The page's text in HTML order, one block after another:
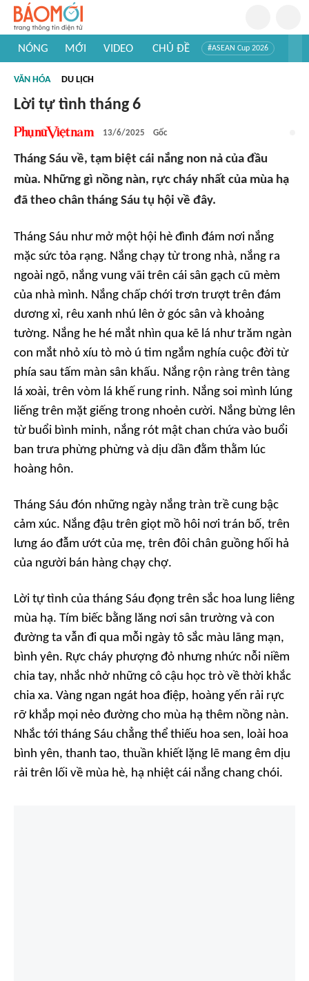
NÓNG MỚI VIDEO CHỦ ĐỀ #ASEAN Cup 2026
#Khám phá thế giới
VĂN HÓA DU LỊCH
Lời tự tình tháng 6
13/6/2025 Gốc
Tháng Sáu về, tạm biệt cái nắng non nả của đầu
mùa. Những gì nồng nàn, rực cháy nhất của mùa hạ
đã theo chân tháng Sáu tụ hội về đây.
Tháng Sáu như mở một hội hè đình đám nơi nắng
mặc sức tỏa rạng. Nắng chạy từ trong nhà, nắng ra
ngoài ngõ, nắng vung vãi trên cái sân gạch cũ mèm
của nhà mình. Nắng chấp chới trơn trượt trên đám
dương xỉ, rêu xanh nhú lên ở góc sân và khoảng
tường. Nắng he hé mắt nhìn qua kẽ lá như trăm ngàn
con mắt nhỏ xíu tò mò ú tim ngắm nghía cuộc đời từ
phía sau tấm màn sân khấu. Nắng rộn ràng trên tàng
lá xoài, trên vòm lá khế rung rinh. Nắng soi mình lúng
liếng trên mặt giếng trong nhoẻn cười. Nắng bừng lên
từ buổi bình minh, nắng rót mật chan chứa vào buổi
ban trưa phừng phừng và dịu dần đằm thằm lúc
hoàng hôn.
Tháng Sáu đón những ngày nắng tràn trề cung bậc
cảm xúc. Nắng đậu trên giọt mồ hôi nơi trán bố, trên
lưng áo đẫm ướt của mẹ, trên đôi chân guồng hối hả
của người bán hàng chạy chợ.
Lời tự tình của tháng Sáu đọng trên sắc hoa lung liêng
mùa hạ. Tím biếc bằng lăng nơi sân trường và con
đường ta vẫn đi qua mỗi ngày tô sắc màu lãng mạn,
bình yên. Rực cháy phượng đỏ nhưng nhức nỗi niềm
chia tay, nhắc nhở những cô cậu học trò về thời khắc
chia xa. Vàng ngan ngát hoa điệp, hoàng yến rải rực
rỡ khắp mọi nẻo đường cho mùa hạ thêm nồng nàn.
Nhắc tới tháng Sáu chẳng thể thiếu hoa sen, loài hoa
bình yên, thanh tao, thuần khiết lặng lẽ mang êm dịu
rải trên lối về mùa hè, hạ nhiệt cái nắng chang chói.